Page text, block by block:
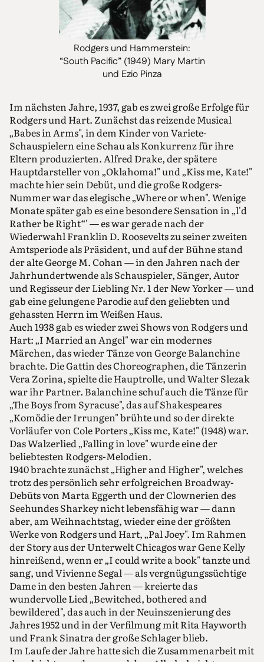
Rodgers und Hammerstein:
“South Pacific” (1949) Mary Martin
und Ezio Pinza
Im nächsten Jahre, 1937, gab es zwei große Erfolge für
Rodgers und Hart. Zunächst das reizende Musical
„Babes in Arms", in dem Kinder von Variete-
Schauspielern eine Schau als Konkurrenz für ihre
Eltern produzierten. Alfred Drake, der spätere
Hauptdarsteller von „Oklahoma!" und „Kiss me, Kate!"
machte hier sein Debüt, und die große Rodgers-
Nummer war das elegische „Where or when". Wenige
Monate später gab es eine besondere Sensation in „l'd
Rather be Right“' — es war gerade nach der
Wiederwahl Franklin D. Roosevelts zu seiner zweiten
Amtsperiode als Präsident, und auf der Bühne stand
der alte George M. Cohan — in den Jahren nach der
Jahrhundertwende als Schauspieler, Sänger, Autor
und Regisseur der Liebling Nr. 1 der New Yorker — und
gab eine gelungene Parodie auf den geliebten und
gehassten Herrn im Weißen Haus.
Auch 1938 gab es wieder zwei Shows von Rodgers und
Hart: „I Married an Angel" war ein modernes
Märchen, das wieder Tänze von George Balanchine
brachte. Die Gattin des Choreographen, die Tänzerin
Vera Zorina, spielte die Hauptrolle, und Walter Slezak
war ihr Partner. Balanchine schuf auch die Tänze für
„The Boys from Syracuse", das auf Shakespeares
„Komödie der Irrungen" brühte und so der direkte
Vorläufer von Cole Porters „Kiss mc, Kate!" (1948) war.
Das Walzerlied „Falling in love" wurde eine der
beliebtesten Rodgers-Melodien.
1940 brachte zunächst „Higher and Higher", welches
trotz des persönlich sehr erfolgreichen Broadway-
Debüts von Marta Eggerth und der Clownerien des
Seehundes Sharkey nicht lebensfähig war — dann
aber, am Weihnachtstag, wieder eine der größten
Werke von Rodgers und Hart, „Pal Joey". Im Rahmen
der Story aus der Unterwelt Chicagos war Gene Kelly
hinreißend, wenn er „I could write a book" tanzte und
sang, und Vivienne Segal — als vergnügungssüchtige
Dame in den besten Jahren — kreierte das
wundervolle Lied „Bewitched, bothered and
bewildered", das auch in der Neuinszenierung des
Jahres 1952 und in der Verfilmung mit Rita Hayworth
und Frank Sinatra der große Schlager blieb.
Im Laufe der Jahre hatte sich die Zusammenarbeit mit